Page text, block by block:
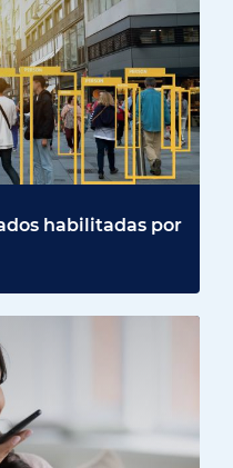
habilitadas por